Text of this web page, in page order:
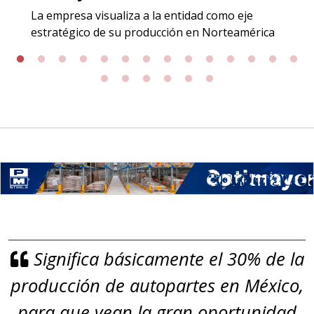
Especificaciones:
Incluyendo grado 304. Requisitos:
Empresa en Jalisco
GRAFITO LAMINADO EN
ROLLO
Especificaciones:
Requisitos: Garantizar composición
La empresa visualiza a la entidad como eje
estratégico de su producción en Norteamérica
Significa básicamente el 30% de la
producción de autopartes en México,